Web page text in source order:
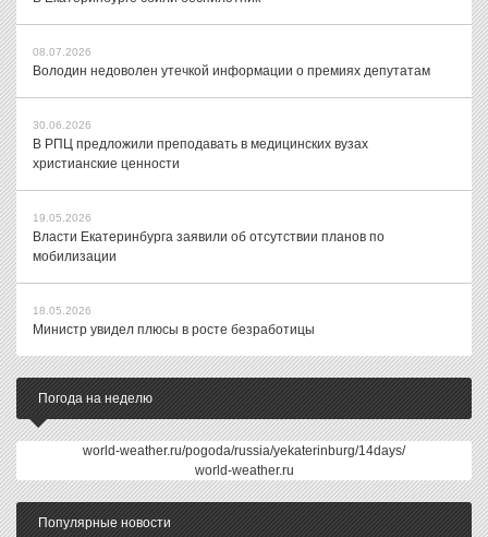
08.07.2026
Володин недоволен утечкой информации о премиях депутатам
30.06.2026
В РПЦ предложили преподавать в медицинских вузах
христианские ценности
19.05.2026
Власти Екатеринбурга заявили об отсутствии планов по
мобилизации
18.05.2026
Министр увидел плюсы в росте безработицы
Погода на неделю
world-weather.ru/pogoda/russia/yekaterinburg/14days/
world-weather.ru
Популярные новости